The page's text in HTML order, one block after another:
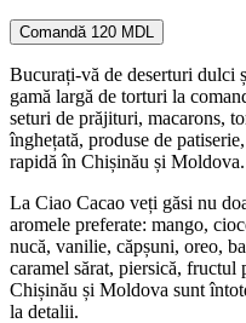
Comandă 120 MDL
Bucurați-vă de deserturi dulci
gamă largă de torturi la
seturi de prăjituri, macarons,
înghețată, produse de
rapidă în Chișinău și Moldova.
La Ciao Cacao veți găsi nu
aromele preferate: mango,
nucă, vanilie, căpșuni, oreo,
caramel sărat, piersică,
Chișinău și Moldova sunt
la detalii.